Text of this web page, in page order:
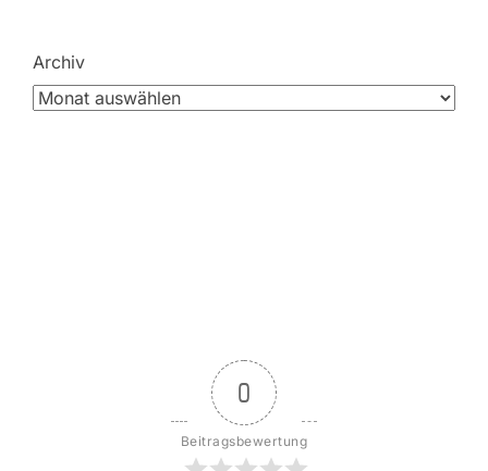
Archiv
0
Beitragsbewertung